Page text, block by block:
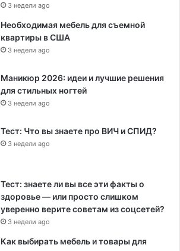
3 недели ago
Необходимая мебель для съемной
квартиры в США
3 недели ago
Маникюр 2026: идеи и лучшие решения
для стильных ногтей
3 недели ago
Тест: Что вы знаете про ВИЧ и СПИД?
3 недели ago
Тест: знаете ли вы все эти факты о
здоровье — или просто слишком
уверенно верите советам из соцсетей?
3 недели ago
Как выбирать мебель и товары для